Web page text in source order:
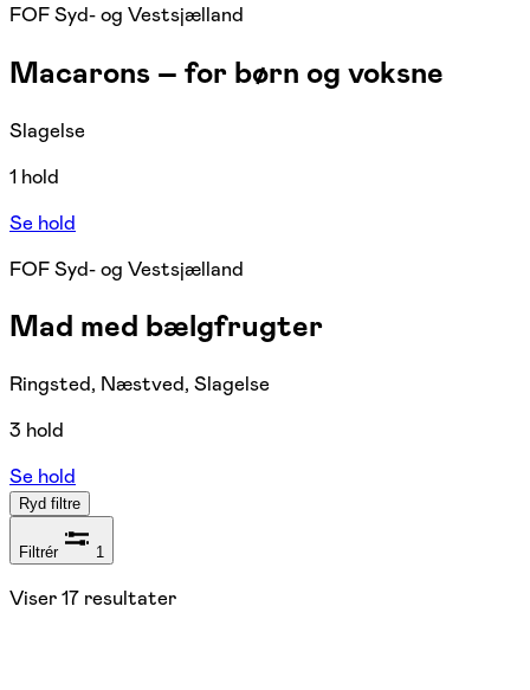
FOF Syd- og Vestsjælland
Macarons – for børn og voksne
Slagelse
1 hold
Se hold
FOF Syd- og Vestsjælland
Mad med bælgfrugter
Ringsted, Næstved, Slagelse
3 hold
Se hold
Ryd filtre
Filtrér 1
Viser17 resultater